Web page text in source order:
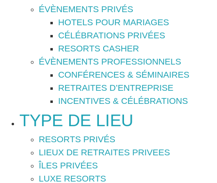
ÉVÈNEMENTS PRIVÉS
HOTELS POUR MARIAGES
CÉLÉBRATIONS PRIVÉES
RESORTS CASHER
ÉVÈNEMENTS PROFESSIONNELS
CONFÉRENCES & SÉMINAIRES
RETRAITES D’ENTREPRISE
INCENTIVES & CÉLÉBRATIONS
TYPE DE LIEU
RESORTS PRIVÉS
LIEUX DE RETRAITES PRIVEES
ÎLES PRIVÉES
LUXE RESORTS